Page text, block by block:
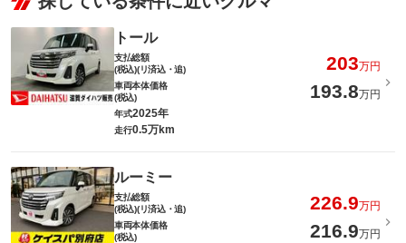
トール
支払総額
(税込)(リ済込・追)
203万円
車両本体価格
(税込)
193.8万円
年式2025年
走行0.5万km
ルーミー
支払総額
(税込)(リ済込・追)
226.9万円
車両本体価格
(税込)
216.9万円